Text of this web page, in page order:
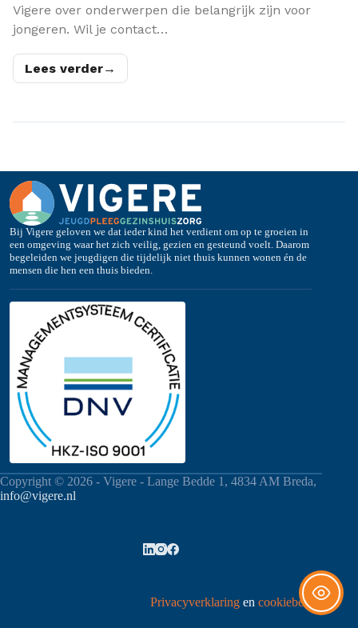
Vigere over onderwerpen die belangrijk zijn voor
jongeren. Wil je contact…
Lees verder→
Bij Vigere geloven we dat ieder kind het verdient om op te groeien in
een omgeving waar het zich veilig, gezien en gesteund voelt. Daarom
begeleiden we jeugdigen die tijdelijk niet thuis kunnen wonen én de
mensen die hen een thuis bieden.
Copyright © 2026 - Vigere - Lange Bedde 1, 4834 AM Breda,
info@vigere.nl
Privacyverklaring encookiebeleid